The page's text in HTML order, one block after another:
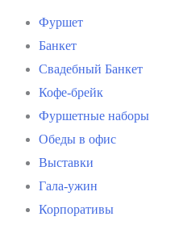
Фуршет
Банкет
Свадебный Банкет
Кофе-брейк
Фуршетные наборы
Обеды в офис
Выставки
Гала-ужин
Корпоративы